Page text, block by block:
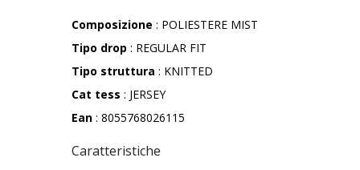
Composizione : POLIESTERE MIST
Tipo drop : REGULAR FIT
Tipo struttura : KNITTED
Cat tess : JERSEY
Ean : 8055768026115
Caratteristiche